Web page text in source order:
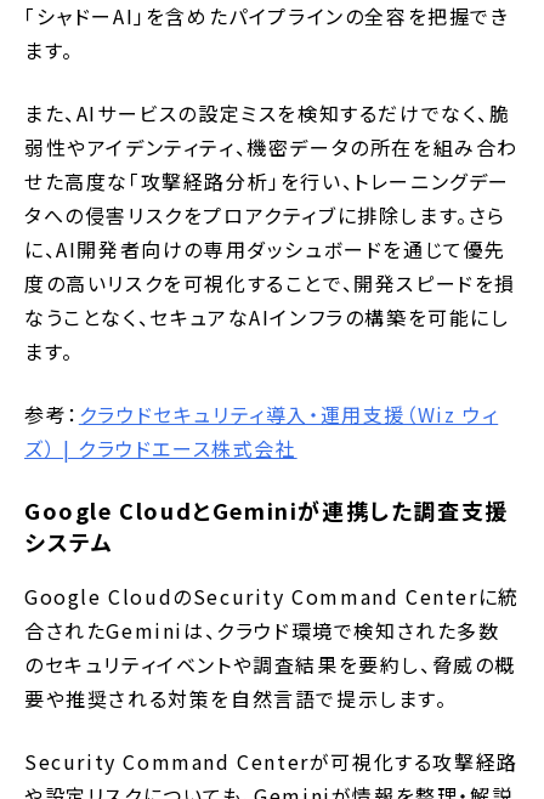
「シャドーAI」を含めたパイプラインの全容を把握でき
ます。
また、AIサービスの設定ミスを検知するだけでなく、脆
弱性やアイデンティティ、機密データの所在を組み合わ
せた高度な「攻撃経路分析」を行い、トレーニングデー
タへの侵害リスクをプロアクティブに排除します。さら
に、AI開発者向けの専用ダッシュボードを通じて優先
度の高いリスクを可視化することで、開発スピードを損
なうことなく、セキュアなAIインフラの構築を可能にし
ます。
参考： クラウドセキュリティ導入・運用支援（Wiz ウィ
ズ） | クラウドエース株式会社
Google CloudとGeminiが連携した調査支援
システム
Google CloudのSecurity Command Centerに統
合されたGeminiは、クラウド環境で検知された多数
のセキュリティイベントや調査結果を要約し、脅威の概
要や推奨される対策を自然言語で提示します。
Security Command Centerが可視化する攻撃経路